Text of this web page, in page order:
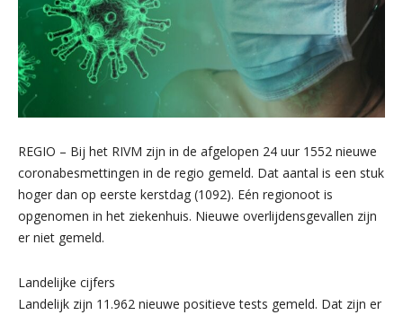
REGIO – Bij het RIVM zijn in de afgelopen 24 uur 1552 nieuwe
coronabesmettingen in de regio gemeld. Dat aantal is een stuk
hoger dan op eerste kerstdag (1092). Eén regionoot is
opgenomen in het ziekenhuis. Nieuwe overlijdensgevallen zijn
er niet gemeld.
Landelijke cijfers
Landelijk zijn 11.962 nieuwe positieve tests gemeld. Dat zijn er